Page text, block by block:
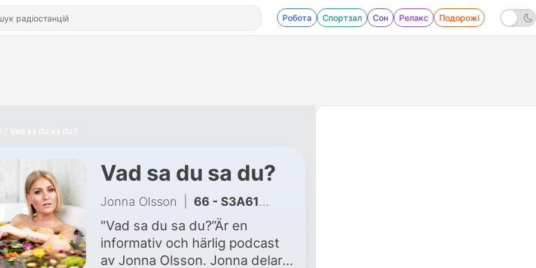
Робота Спортзал Сон Релакс Подорожі
Vad sa du sa du?
Vad sa du sa du?
Jonna Olsson 66 - S3A61 VINTERPRAT 2022
"Vad sa du sa du?”Är en
informativ och härlig podcast
av Jonna Olsson. Jonna delar